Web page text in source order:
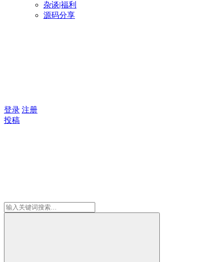
杂谈|福利
源码分享
登录 注册
投稿